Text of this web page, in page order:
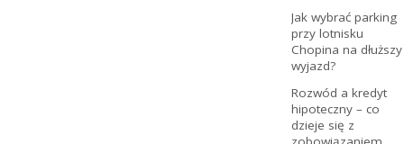
Jak wybrać parking
przy lotnisku
Chopina na dłuższy
wyjazd?
Rozwód a kredyt
hipoteczny – co
dzieje się z